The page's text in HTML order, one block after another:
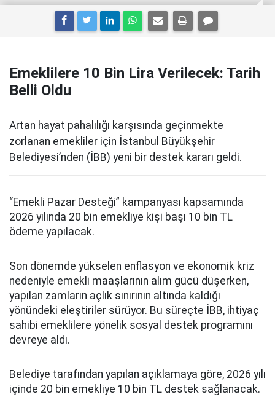
Emeklilere 10 Bin Lira Verilecek: Tarih
Belli Oldu
Artan hayat pahalılığı karşısında geçinmekte
zorlanan emekliler için İstanbul Büyükşehir
Belediyesi’nden (İBB) yeni bir destek kararı geldi.
“Emekli Pazar Desteği” kampanyası kapsamında
2026 yılında 20 bin emekliye kişi başı 10 bin TL
ödeme yapılacak.
Son dönemde yükselen enflasyon ve ekonomik kriz
nedeniyle emekli maaşlarının alım gücü düşerken,
yapılan zamların açlık sınırının altında kaldığı
yönündeki eleştiriler sürüyor. Bu süreçte İBB, ihtiyaç
sahibi emeklilere yönelik sosyal destek programını
devreye aldı.
Belediye tarafından yapılan açıklamaya göre, 2026 yılı
içinde 20 bin emekliye 10 bin TL destek sağlanacak.